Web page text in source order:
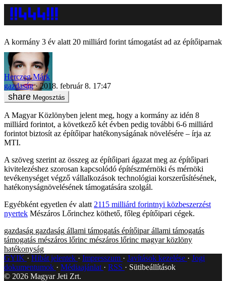
A kormány 3 év alatt 20 milliárd forint támogatást ad az építőiparnak
Herczeg Márk
gazdaság
2018. február 8. 17:47
Megosztás
A Magyar Közlönyben jelent meg, hogy a kormány az idén 8
milliárd forintot, a következő két évben pedig további 6-6 milliárd
forintot biztosít az építőipar hatékonyságának növelésére – írja az
MTI.
A szöveg szerint az összeg az építőipari ágazat meg az építőipari
kivitelezéshez szorosan kapcsolódó építészmérnöki és mérnöki
tevékenységet végző vállalkozások technológiai korszerűsítésének,
hatékonyságnövelésének támogatására szolgál.
Egyébként egyetlen év alatt 2115 milliárd forintnyi közbeszerzést
nyertek Mészáros Lőrinchez köthető, főleg építőipari cégek.
gazdaság gazdaság állami támogatás építőipar állami támogatás
támogatás mészáros lőrinc mészáros lőrinc magyar közlöny
hatékonyság
GYIK
Hibát jelentek Impresszum Javítások kezelése
Jogi
dokumentumok
Médiaajánlat RSS
Sütibeállítások
© 2026 Magyar Jeti Zrt.